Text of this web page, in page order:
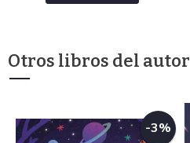
Otros libros del autor
-3%